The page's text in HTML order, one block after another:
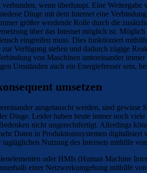
wenn überhaupt. Eine
Dinge mit dem Internet eine
größer werdende Rolle durch die
über das Internet möglich ist.
eingreifen muss. Dies funktioniert
Verfügung stehen und dadurch zügige
von Maschinen untereinander
Umständen auch ein Energiefresser sein,
umsetzen
ausgetauscht werden, sind
Dinge. Leider haben heute immer noch
nicht ungerechtfertigt. Allerdings
Daten in Produktionssystemen
Nutzung des Internets mithilfe
oder HMIs (Human Machine
einer Netzwerkumgebung mithilfe